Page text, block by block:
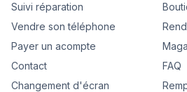
Suivi réparation
Vendre son téléphone
Payer un acompte
Contact
FAQ
Changement d'écran